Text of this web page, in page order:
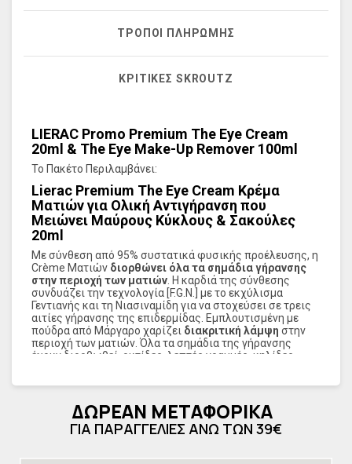
ΤΡΌΠΟΙ ΠΛΗΡΩΜΉΣ
ΚΡΙΤΙΚΈΣ SKROUTZ
LIERAC Promo Premium The Eye Cream
20ml & The Eye Make-Up Remover 100ml
Το Πακέτο Περιλαμβάνει:
Lierac Premium The Eye Cream Κρέμα
Ματιών για Ολική Αντιγήρανση που
Μειώνει Μαύρους Κύκλους & Σακούλες
20ml
Με σύνθεση από 95% συστατικά φυσικής προέλευσης, η
Crème Ματιών διορθώνει όλα τα σημάδια γήρανσης
στην περιοχή των ματιών . Η καρδιά της σύνθεσης
συνδυάζει την τεχνολογία [F.G.N.] με το εκχύλισμα
Γεντιανής και τη Νιασιναμίδη για να στοχεύσει σε τρεις
αιτίες γήρανσης της επιδερμίδας. Εμπλουτισμένη με
πούδρα από Μάργαρο χαρίζει διακριτική λάμψη στην
περιοχή των ματιών. Όλα τα σημάδια της γήρανσης
έχουν διορθωθεί, ρυτίδες, λεπτές γραμμές, κηλίδες,
διευκολύνοντας τις κινήσεις μασάζ ενισχύοντας το
άμεσο αποτέλεσμα αναζωογόνησης.
ΔΩΡΕΑΝ ΜΕΤΑΦΟΡΙΚΑ
ΓΙΑ ΠΑΡΑΓΓΕΛΙΕΣ ΑΝΩ ΤΩΝ 39€